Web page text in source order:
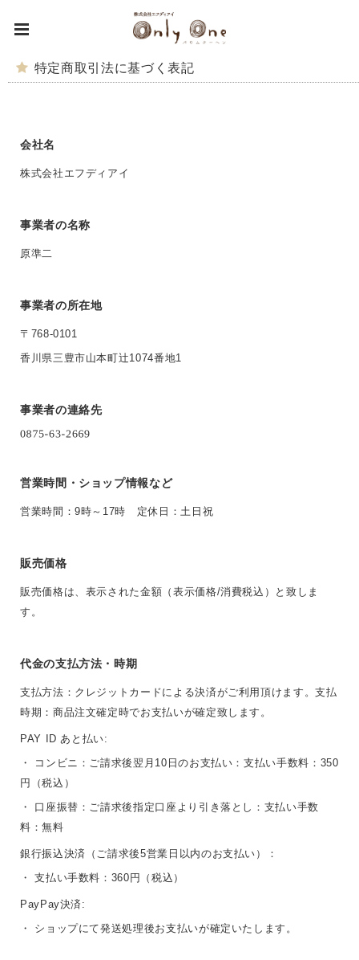
特定商取引法に基づく表記
会社名
株式会社エフディアイ
事業者の名称
原準二
事業者の所在地
〒768-0101
香川県三豊市山本町辻1074番地1
事業者の連絡先
営業時間・ショップ情報など
営業時間：9時～17時 定休日：土日祝
販売価格
販売価格は、表示された金額（表示価格/消費税込）と致しま
す。
代金の支払方法・時期
支払方法：クレジットカードによる決済がご利用頂けます。支払
時期：商品注文確定時でお支払いが確定致します。
PAY ID あと払い:
・ コンビニ：ご請求後翌月10日のお支払い：支払い手数料：350
円（税込）
・ 口座振替：ご請求後指定口座より引き落とし：支払い手数
料：無料
銀行振込決済（ご請求後5営業日以内のお支払い）：
・ 支払い手数料：360円（税込）
PayPay決済:
・ ショップにて発送処理後お支払いが確定いたします。